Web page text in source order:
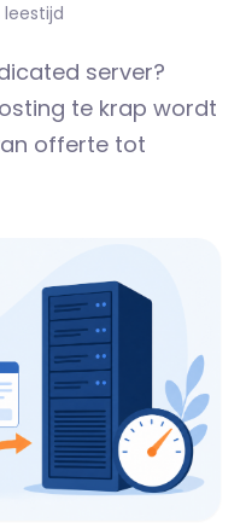
server?
te krap wordt
offerte tot